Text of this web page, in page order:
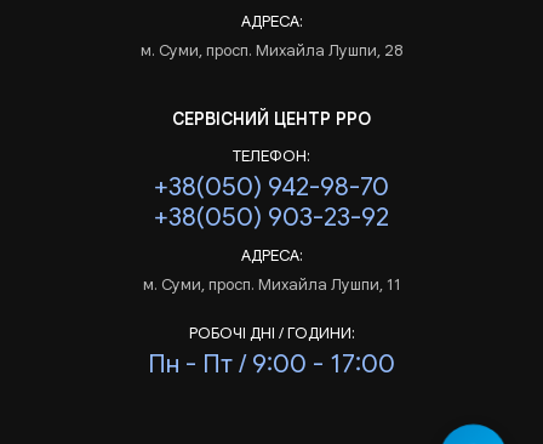
АДРЕСА:
м. Суми, просп. Михайла Лушпи, 28
СЕРВІСНИЙ ЦЕНТР РРО
ТЕЛЕФОН:
+38(050) 942-98-70
+38(050) 903-23-92
АДРЕСА:
м. Суми, просп. Михайла Лушпи, 11
РОБОЧІ ДНІ / ГОДИНИ:
Пн - Пт / 9:00 - 17:00